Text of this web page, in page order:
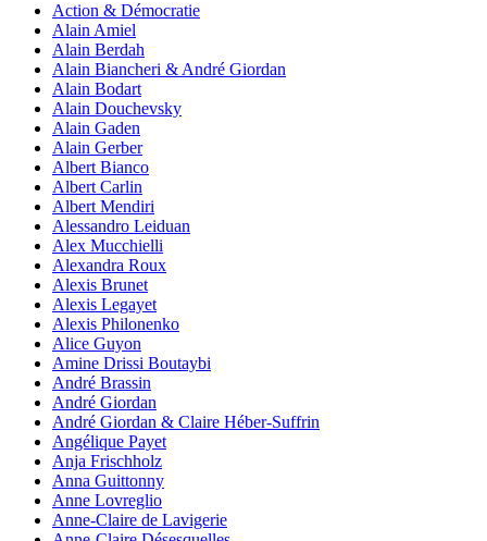
Action & Démocratie
Alain Amiel
Alain Berdah
Alain Biancheri & André Giordan
Alain Bodart
Alain Douchevsky
Alain Gaden
Alain Gerber
Albert Bianco
Albert Carlin
Albert Mendiri
Alessandro Leiduan
Alex Mucchielli
Alexandra Roux
Alexis Brunet
Alexis Legayet
Alexis Philonenko
Alice Guyon
Amine Drissi Boutaybi
André Brassin
André Giordan
André Giordan & Claire Héber-Suffrin
Angélique Payet
Anja Frischholz
Anna Guittonny
Anne Lovreglio
Anne-Claire de Lavigerie